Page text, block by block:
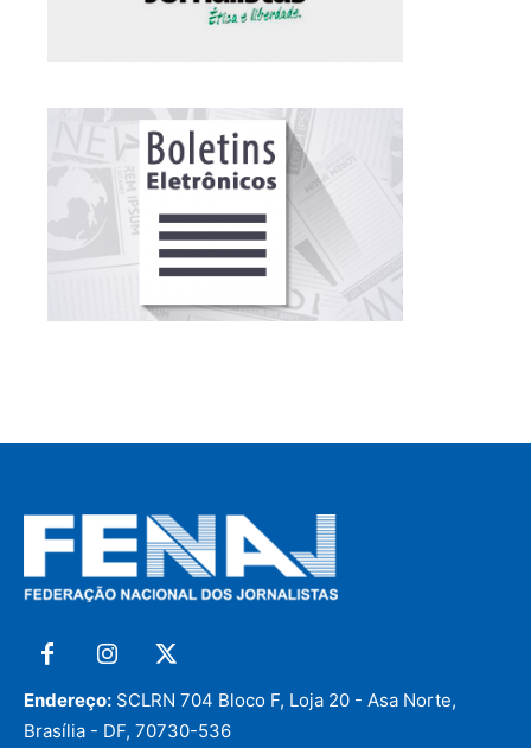
Endereço: SCLRN 704 Bloco F, Loja 20 - Asa Norte,
Brasília - DF, 70730-536